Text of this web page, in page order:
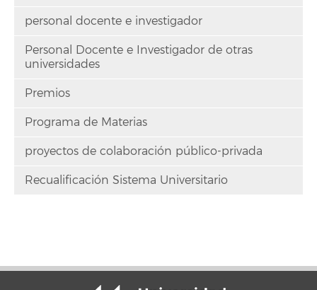
personal docente e investigador
Personal Docente e Investigador de otras
universidades
Premios
Programa de Materias
proyectos de colaboración público-privada
Recualificación Sistema Universitario